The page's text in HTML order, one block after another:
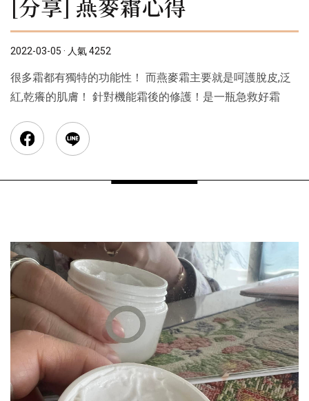
[分享] 燕麥霜心得
2022-03-05 · 人氣 4252
很多霜都有獨特的功能性！ 而燕麥霜主要就是呵護脫皮,泛
紅,乾癢的肌膚！ 針對機能霜後的修護！是一瓶急救好霜